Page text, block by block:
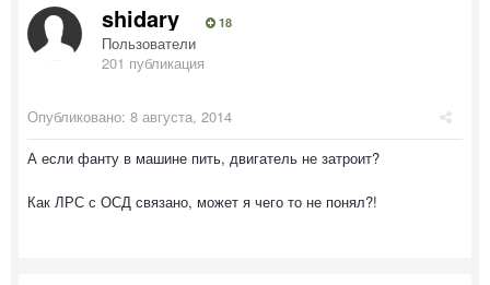
shidary 18
Пользователи
201 публикация
Опубликовано: 8 августа, 2014
А если фанту в машине пить, двигатель не затроит?
Как ЛРС с ОСД связано, может я чего то не понял?!